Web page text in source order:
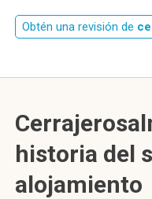
Obtén una revisión de
historia del
alojamiento